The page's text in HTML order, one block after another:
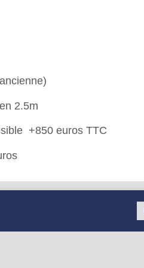
2.5m
+850 euros TTC